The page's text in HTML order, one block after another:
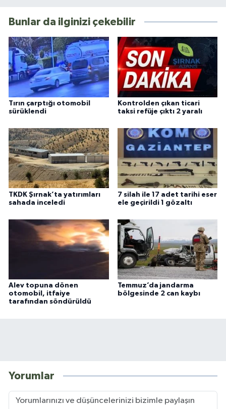
Bunlar da ilginizi çekebilir
Tırın çarptığı otomobil
sürüklendi
Kontrolden çıkan ticari
taksi refüje çıktı 2 yaralı
TKDK Şırnak’ta yatırımları
sahada inceledi
7 silah ile 17 adet tarihi eser
ele geçirildi 1 gözaltı
Alev topuna dönen
otomobil, itfaiye
tarafından söndürüldü
Temmuz’da jandarma
bölgesinde 2 can kaybı
Yorumlar